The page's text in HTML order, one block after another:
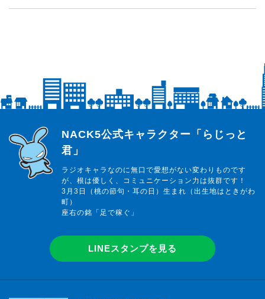
らじっと君
NACK5公式キャラクター「らじっと
君」
ラジオキャラなのに無口で愛想がない変わりものです
が、根は優しく、コミュニケーション力は抜群です！
3月3日（桃の節句・耳の日）生まれ（出生地はときがわ
町）
座右の銘「足で稼ぐ」
LINEスタンプを見る